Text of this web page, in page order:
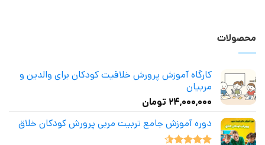
محصولات
کارگاه آموزش پرورش خلاقیت کودکان برای والدین و
مربیان
۲۴,۰۰۰,۰۰۰ تومان
دوره آموزش جامع تربیت مربی پرورش کودکان خلاق